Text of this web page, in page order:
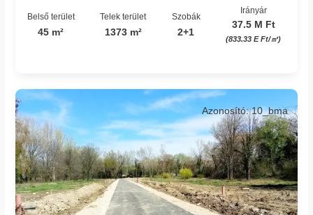
Belső terület
45 m²
Telek terület
1373 m²
Szobák
2+1
Irányár
37.5 M Ft
(833.33 E Ft/㎡)
Azonosító: 10_bma